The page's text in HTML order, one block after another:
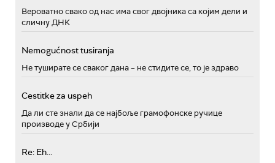
Вероватно свако од нас има свог двојника са којим дели и
сличну ДНК
Nemogućnost tusiranja
Не туширате се сваког дана – не стидите се, то је здраво
Cestitke za uspeh
Да ли сте знали да се најбоље грамофонске ручице
производе у Србији
Re: Eh...